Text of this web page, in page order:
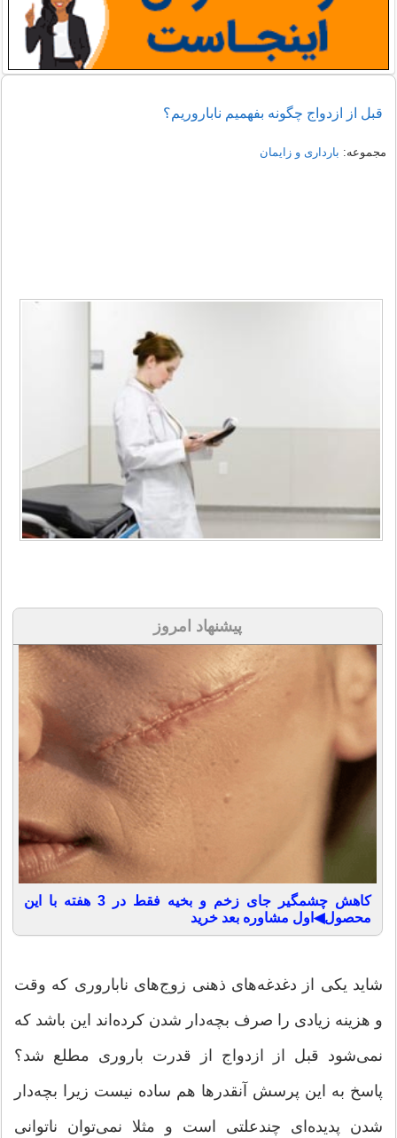
قبل از ازدواج چگونه بفهمیم ناباروریم؟
مجموعه: بارداری و زایمان
پیشنهاد امروز
کاهش چشمگیر جای زخم و بخیه فقط در 3 هفته با این
محصول◀اول مشاوره بعد خرید
شاید یکی از دغدغه‌های ذهنی زوج‌های ناباروری که وقت
و هزینه زیادی را صرف بچه‌دار شدن کرده‌اند این باشد که
نمی‌شود قبل از ازدواج از قدرت باروری‌ مطلع شد؟
پاسخ به این پرسش آنقدرها هم ساده نیست زیرا بچه‌دار
شدن پدیده‌ای چندعلتی است و مثلا نمی‌توان ناتوانی